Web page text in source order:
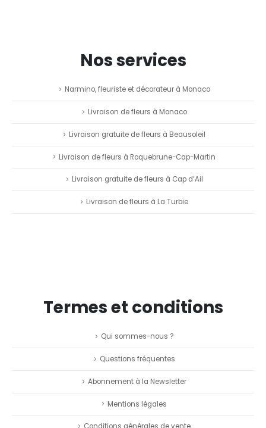
Nos services
Narmino, fleuriste et décorateur à Monaco
Livraison de fleurs à Monaco
Livraison gratuite de fleurs à Beausoleil
Livraison de fleurs à Roquebrune-Cap-Martin
Livraison gratuite de fleurs à Cap d’Ail
Livraison de fleurs à La Turbie
Termes et conditions
Qui sommes-nous ?
Questions fréquentes
Abonnement à la Newsletter
Mentions légales